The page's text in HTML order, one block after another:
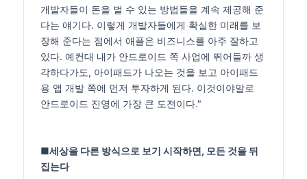
개발자들이 돈을 벌 수 있는 방법들을 계속 제공해 준
다는 얘기다. 이렇게 개발자들에게 확실한 미래를 보
장해 준다는 점에서 애플은 비즈니스를 아주 잘하고
있다. 예컨대 내가 안드로이드 쪽 사업에 뛰어들까 생
각하다가도, 아이패드가 나오는 것을 보고 아이패드
용 앱 개발 쪽에 먼저 투자하게 된다. 이것이야말로
안드로이드 진영에 가장 큰 도전이다."
■세상을 다른 방식으로 보기 시작하면, 모든 것을 뒤
집는다